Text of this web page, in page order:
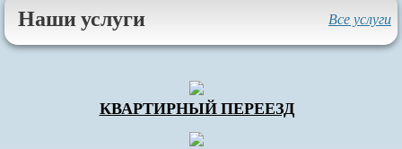
Наши услуги Все услуги
КВАРТИРНЫЙ ПЕРЕЕЗД